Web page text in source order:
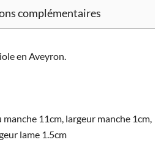
complémentaires
en Aveyron.
11cm, largeur manche 1cm,
lame 1.5cm